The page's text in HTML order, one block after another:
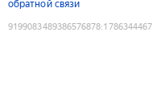
обратной связи
9199083489386576878:1786344467